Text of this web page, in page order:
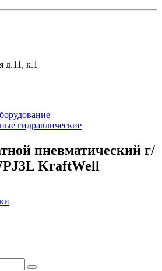
д.11, к.1
гидравлические
пневматический г/
KraftWell